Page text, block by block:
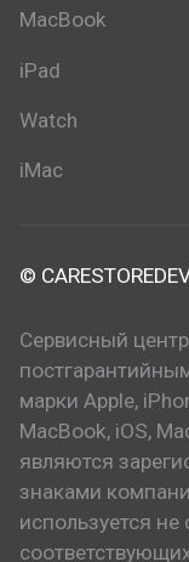
MacBook
iPad
Watch
iMac
©
Сервисный
марки Apple,
MacBook, iOS,
являются
знаками
используется